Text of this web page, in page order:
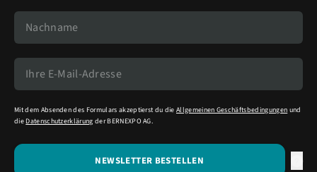
Mit dem Absenden des Formulars akzeptierst du dieAllgemeinen Geschäftsbedingungen und
die Datenschutzerklärung der BERNEXPO AG.